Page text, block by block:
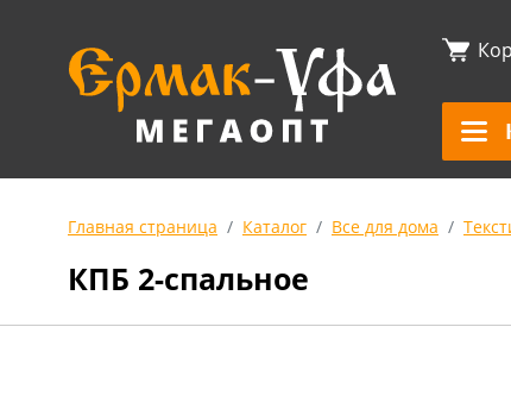
Главная страница Каталог Все для дома
КПБ 2-спальное